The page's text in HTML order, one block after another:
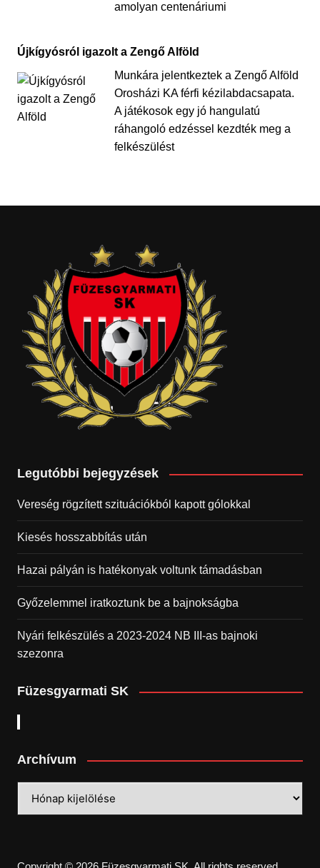
amolyan centenáriumi
Újkígyósról igazolt a Zengő Alföld
Munkára jelentkeztek a Zengő Alföld
Orosházi KA férfi kézilabdacsapata.
A játékosok egy jó hangulatú
ráhangoló edzéssel kezdték meg a
felkészülést
Legutóbbi bejegyzések
Vereség rögzített szituációkból kapott gólokkal
Kiesés hosszabbítás után
Hazai pályán is hatékonyak voltunk támadásban
Győzelemmel iratkoztunk be a bajnokságba
Nyári felkészülés a 2023-2024 NB III-as bajnoki
szezonra
Füzesgyarmati SK
Archívum